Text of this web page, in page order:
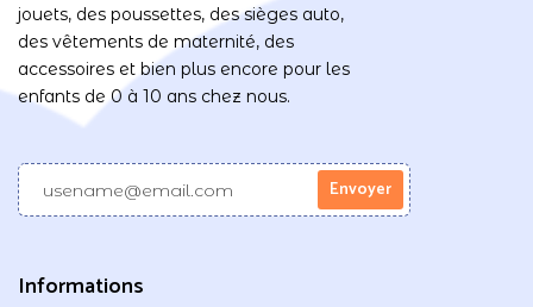
jouets, des poussettes, des sièges auto,
des vêtements de maternité, des
accessoires et bien plus encore pour les
enfants de 0 à 10 ans chez nous.
Informations